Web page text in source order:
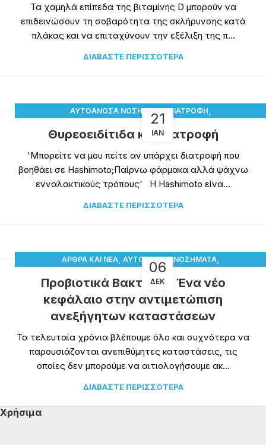
Τα χαμηλά επίπεδα της βιταμίνης D μπορούν να
επιδεινώσουν τη σοβαρότητα της σκλήρυνσης κατά
πλάκας και να επιταχύνουν την εξέλιξη της π...
ΔΙΑΒΆΣΤΕ ΠΕΡΙΣΣΌΤΕΡΑ
21
ΙΑΝ
ΑΥΤΟΆΝΟΣΑ ΝΟΣΉΜΑΤΑ,ΔΙΑΤΡΟΦΉ
ΕΣΕΊΣ ΡΩΤΆΤΕ ΕΜΕΊΣ ΑΠΑΝΤΆΜΕ
Θυρεοειδίτιδα και διατροφή
'Μπορείτε να μου πείτε αν υπάρχει διατροφή που
βοηθάει σε Hashimoto;Παίρνω φάρμακα αλλά ψάχνω
ενναλακτικούς τρόπους' Η Hashimoto είνα...
ΔΙΑΒΆΣΤΕ ΠΕΡΙΣΣΌΤΕΡΑ
06
ΔΕΚ
ΆΡΘΡΑ ΚΑΙ ΝΈΑ ΑΥΤΟΆΝΟΣΑ ΝΟΣΉΜΑΤΑ
ΝΟΣΉΜΑΤΑ ΤΟΥ ΠΕΠΤΙΚΟΎ
Προβιοτικά Βακτήρια: Ένα νέο
κεφάλαιο στην αντιμετώπιση
ανεξήγητων καταστάσεων
Τα τελευταία χρόνια βλέπουμε όλο και συχνότερα να
παρουσιάζονται ανεπιθύμητες καταστάσεις, τις
οποίες δεν μπορούμε να αιτιολογήσουμε ακ...
ΔΙΑΒΆΣΤΕ ΠΕΡΙΣΣΌΤΕΡΑ
Χρήσιμα